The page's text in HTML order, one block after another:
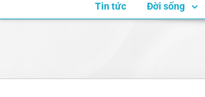
Tin tức Đời sống